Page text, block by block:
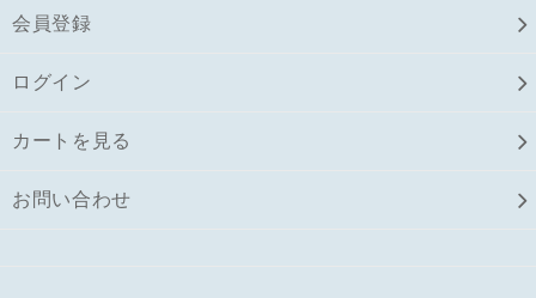
会員登録
ログイン
カートを見る
お問い合わせ